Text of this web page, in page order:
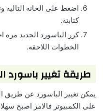
اضغط على الخانه التاليه
كتابته.
كرر الباسورد الجديد
الخطوات اللاحقه.
طريقة تغيير باسورد
يمكن تغيير الباسورد عن
على الكمبيوتر فالامر اصبح